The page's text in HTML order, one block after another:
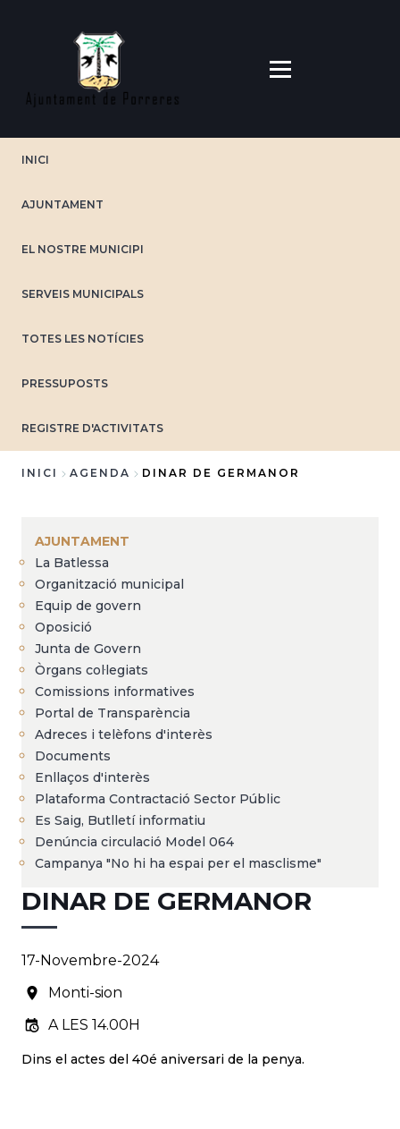
INICI
AJUNTAMENT
EL NOSTRE MUNICIPI
SERVEIS MUNICIPALS
TOTES LES NOTÍCIES
PRESSUPOSTS
REGISTRE D'ACTIVITATS
d'Ariadna
INICI AGENDA DINAR DE GERMANOR
AJUNTAMENT
La Batlessa
Organització municipal
Equip de govern
Oposició
Junta de Govern
Òrgans col·legiats
Comissions informatives
Portal de Transparència
Adreces i telèfons d'interès
Documents
Enllaços d'interès
Plataforma Contractació Sector Públic
Es Saig, Butlletí informatiu
Denúncia circulació Model 064
Campanya "No hi ha espai per el masclisme"
DINAR DE GERMANOR
17-Novembre-2024
Monti-sion
A LES 14.00H
Dins el actes del 40é aniversari de la penya.